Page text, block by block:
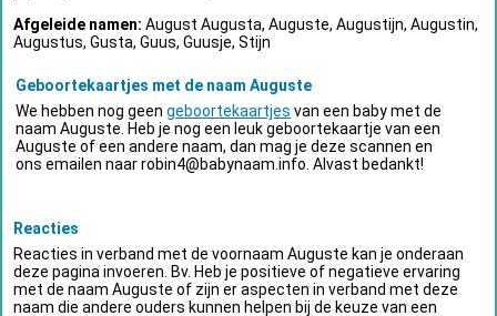
Afgeleide namen: August Augusta, Auguste, Augustijn, Augustin,
Augustus, Gusta, Guus, Guusje, Stijn
Geboortekaartjes met de naam Auguste
We hebben nog geen geboortekaartjes van een baby met de
naam Auguste. Heb je nog een leuk geboortekaartje van een
Auguste of een andere naam, dan mag je deze scannen en
ons emailen naarrobin4@babynaam.info . Alvast bedankt!
Reacties
Reacties in verband met de voornaam Auguste kan je onderaan
deze pagina invoeren. Bv. Heb je positieve of negatieve ervaring
met de naam Auguste of zijn er aspecten in verband met deze
naam die andere ouders kunnen helpen bij de keuze van een